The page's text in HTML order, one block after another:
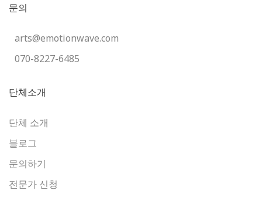
문의
arts@emotionwave.com
070-8227-6485
단체소개
단체 소개
블로그
문의하기
전문가 신청